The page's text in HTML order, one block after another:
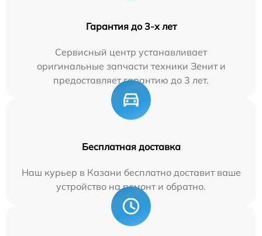
Гарантия до 3-х лет
Сервисный центр устанавливает
оригинальные запчасти техники Зенит и
предоставляет гарантию до 3 лет.
Бесплатная доставка
Наш курьер в Казани бесплатно доставит ваше
устройство на ремонт и обратно.